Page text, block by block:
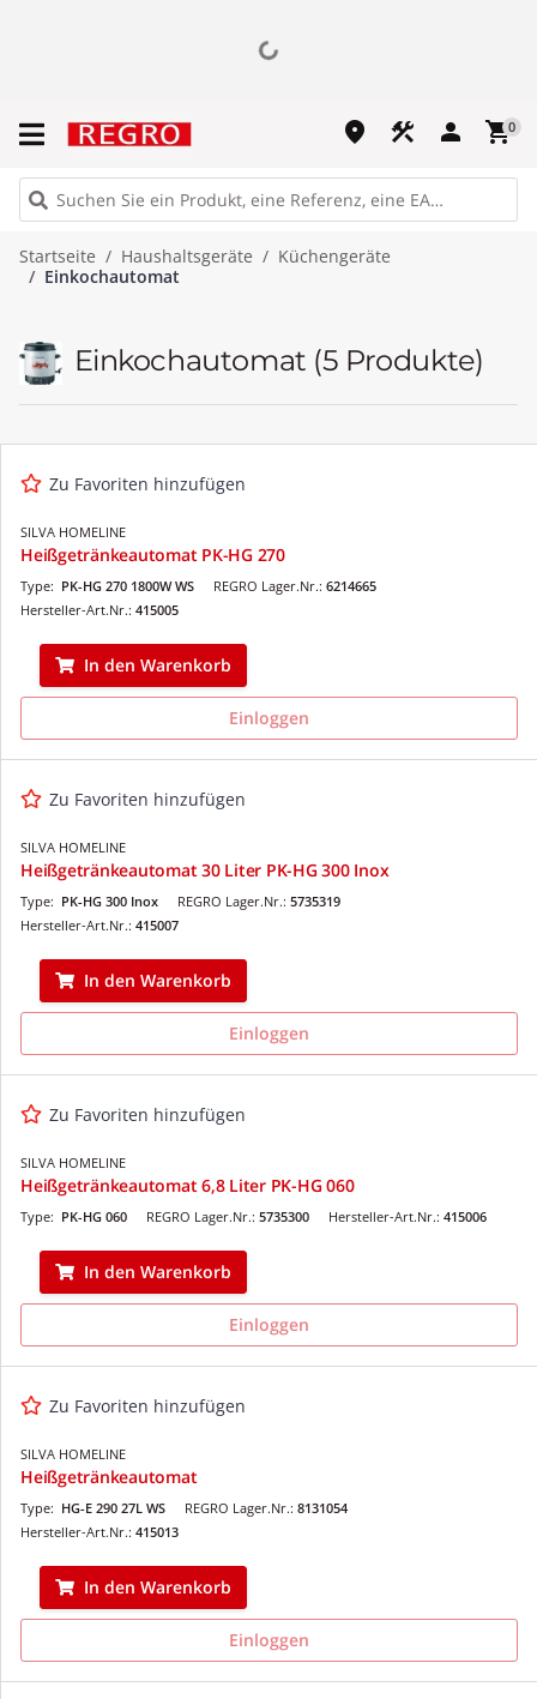
place construction person shopping_cart0
Startseite Haushaltsgeräte
Küchengeräte
Einkochautomat
Einkochautomat (5 Produkte)
Zu Favoriten hinzufügen
SILVA HOMELINE
Heißgetränkeautomat PK-HG 270
REGRO Lager.Nr.: 6214665
Type: PK-HG 270 1800W WS
Hersteller-Art.Nr.: 415005
In den Warenkorb
Einloggen
Zu Favoriten hinzufügen
SILVA HOMELINE
Heißgetränkeautomat 30 Liter PK-HG 300 Inox
REGRO Lager.Nr.: 5735319
Type: PK-HG 300 Inox
Hersteller-Art.Nr.: 415007
In den Warenkorb
Einloggen
Zu Favoriten hinzufügen
SILVA HOMELINE
Heißgetränkeautomat 6,8 Liter PK-HG 060
REGRO Lager.Nr.: 5735300
Type: PK-HG 060 Hersteller-Art.Nr.: 415006
In den Warenkorb
Einloggen
Zu Favoriten hinzufügen
SILVA HOMELINE
Heißgetränkeautomat
REGRO Lager.Nr.: 8131054
Type: HG-E 290 27L WS
Hersteller-Art.Nr.: 415013
In den Warenkorb
Einloggen